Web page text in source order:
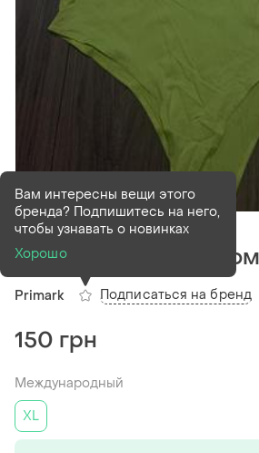
В наличии 1 шт
Продам боді в
Primark
Вам интересны вещи этого
бренда? Подпишитесь на него,
чтобы узнавать о новинках
Хорошо
Подписаться на бренд
150 грн
Международный
XL